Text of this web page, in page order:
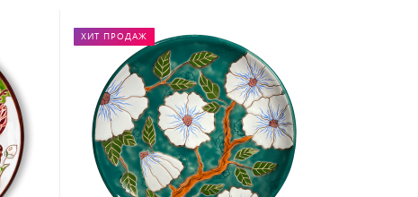
ХИТ ПРОДАЖ